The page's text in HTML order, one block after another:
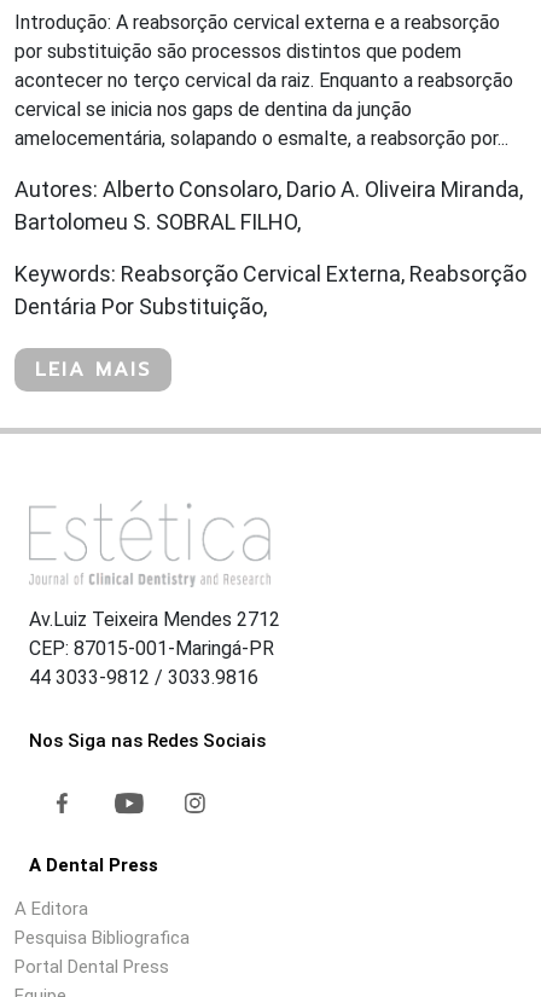
Introdução: A reabsorção cervical externa e a reabsorção
por substituição são processos distintos que podem
acontecer no terço cervical da raiz. Enquanto a reabsorção
cervical se inicia nos gaps de dentina da junção
amelocementária, solapando o esmalte, a reabsorção por...
Autores: Alberto Consolaro, Dario A. Oliveira Miranda,
Bartolomeu S. SOBRAL FILHO,
Keywords: Reabsorção Cervical Externa, Reabsorção
Dentária Por Substituição,
LEIA MAIS
Av.Luiz Teixeira Mendes 2712
CEP: 87015-001-Maringá-PR
44 3033-9812 / 3033.9816
Nos Siga nas Redes Sociais
A Dental Press
A Editora
Pesquisa Bibliografica
Portal Dental Press